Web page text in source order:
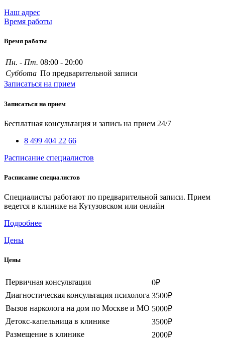
Наш адрес
Время работы
Время работы
Пн. - Пт. 08:00 - 20:00
Суббота По предварительной записи
Записаться на прием
Записаться на прием
Бесплатная консультация и запись на прием 24/7
8 499 404 22 66
Расписание специалистов
Расписание специалистов
Специалисты работают по предварительной записи. Прием
ведется в клинике на Кутузовском или онлайн
Подробнее
Цены
Цены
Первичная консультация
0₽
Диагностическая консультация психолога 3500₽
Вызов нарколога на дом по Москве и МО 5000₽
Детокс-капельница в клинике
3500₽
Размещение в клинике
2000₽